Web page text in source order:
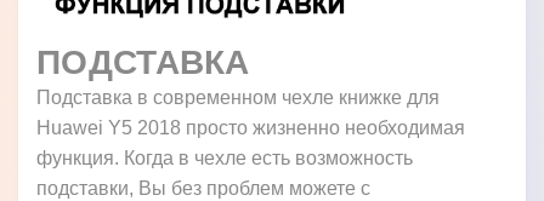
ПОДСТАВКА
Подставка в современном чехле книжке для
Huawei Y5 2018 просто жизненно необходимая
функция. Когда в чехле есть возможность
подставки, Вы без проблем можете с